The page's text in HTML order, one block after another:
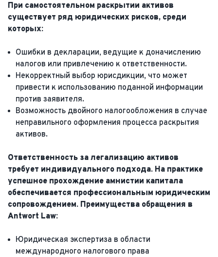
При самостоятельном раскрытии активов
существует ряд юридических рисков, среди
которых:
Ошибки в декларации, ведущие к доначислению
налогов или привлечению к ответственности.
Некорректный выбор юрисдикции, что может
привести к использованию поданной информации
против заявителя.
Возможность двойного налогообложения в случае
неправильного оформления процесса раскрытия
активов.
Ответственность за легализацию активов
требует индивидуального подхода. На практике
успешное прохождение амнистии капитала
обеспечивается профессиональным юридическим
сопровождением. Преимущества обращения в
Antwort Law:
Юридическая экспертиза в области
международного налогового права